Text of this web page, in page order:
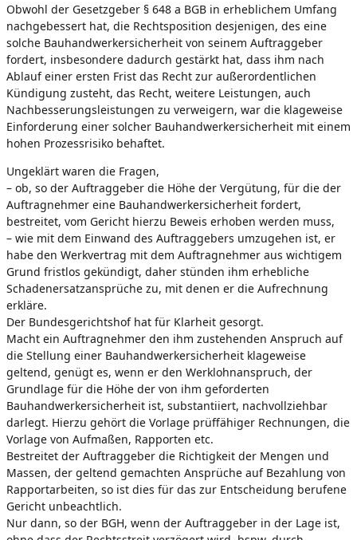
Obwohl der Gesetzgeber § 648 a BGB in erheblichem Umfang
nachgebessert hat, die Rechtsposition desjenigen, des eine
solche Bauhandwerkersicherheit von seinem Auftraggeber
fordert, insbesondere dadurch gestärkt hat, dass ihm nach
Ablauf einer ersten Frist das Recht zur außerordentlichen
Kündigung zusteht, das Recht, weitere Leistungen, auch
Nachbesserungsleistungen zu verweigern, war die klageweise
Einforderung einer solcher Bauhandwerkersicherheit mit einem
hohen Prozessrisiko behaftet.
Ungeklärt waren die Fragen,
– ob, so der Auftraggeber die Höhe der Vergütung, für die der
Auftragnehmer eine Bauhandwerkersicherheit fordert,
bestreitet, vom Gericht hierzu Beweis erhoben werden muss,
– wie mit dem Einwand des Auftraggebers umzugehen ist, er
habe den Werkvertrag mit dem Auftragnehmer aus wichtigem
Grund fristlos gekündigt, daher stünden ihm erhebliche
Schadenersatzansprüche zu, mit denen er die Aufrechnung
erkläre.
Der Bundesgerichtshof hat für Klarheit gesorgt.
Macht ein Auftragnehmer den ihm zustehenden Anspruch auf
die Stellung einer Bauhandwerkersicherheit klageweise
geltend, genügt es, wenn er den Werklohnanspruch, der
Grundlage für die Höhe der von ihm geforderten
Bauhandwerkersicherheit ist, substantiiert, nachvollziehbar
darlegt. Hierzu gehört die Vorlage prüffähiger Rechnungen, die
Vorlage von Aufmaßen, Rapporten etc.
Bestreitet der Auftraggeber die Richtigkeit der Mengen und
Massen, der geltend gemachten Ansprüche auf Bezahlung von
Rapportarbeiten, so ist dies für das zur Entscheidung berufene
Gericht unbeachtlich.
Nur dann, so der BGH, wenn der Auftraggeber in der Lage ist,